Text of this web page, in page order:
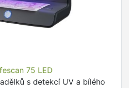
75 LED
s detekcí UV a bílého